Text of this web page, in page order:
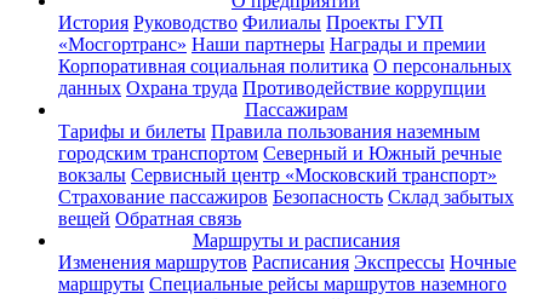
История Руководство Филиалы Проекты ГУП
«Мосгортранс» Наши партнеры Награды и премии
Корпоративная социальная политика О персональных
данных Охрана труда Противодействие коррупции
Пассажирам
Тарифы и билеты Правила пользования наземным
городским транспортом Северный и Южный речные
вокзалы Сервисный центр «Московский транспорт»
Страхование пассажиров Безопасность Склад забытых
вещей Обратная связь
Маршруты и расписания
Изменения маршрутов Расписания Экспрессы Ночные
маршруты Специальные рейсы маршрутов наземного